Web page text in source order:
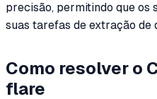
precisão, permitindo que os
suas tarefas de extração de
Como resolver o
flare